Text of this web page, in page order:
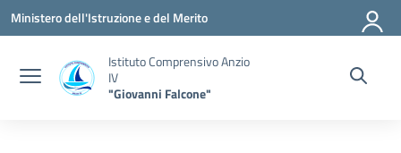
Vai ai contenuti
Vai al menu di navigazione
Vai al footer
Ministero dell'Istruzione e del Merito
Istituto Comprensivo Anzio
IV
"Giovanni Falcone"